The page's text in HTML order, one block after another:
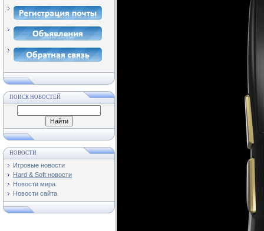
ПОИСК НОВОСТЕЙ
НОВОСТИ
Игровые новости
Hard & Soft новости
Новости мира
Новости сайта